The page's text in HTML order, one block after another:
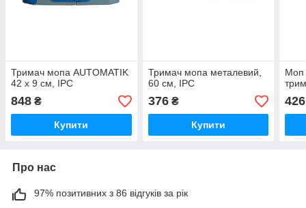
Тримач мопа AUTOMATIK
42 х 9 см, IPC
848 ₴
Купити
Тримач мопа металевий,
60 см, IPC
376₴
Купити
Моп
426
Про нас
97% позитивних з 86 відгуків за рік